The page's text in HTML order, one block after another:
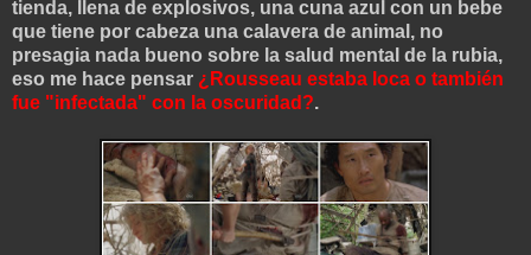
tienda, llena de explosivos, una cuna azul con un bebe
que tiene por cabeza una calavera de animal, no
presagia nada bueno sobre la salud mental de la rubia,
eso me hace pensar ¿Rousseau estaba loca o también
fue "infectada" con la oscuridad?.